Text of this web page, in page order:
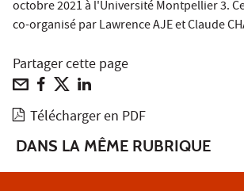
octobre 2021 à l'Université Montpellier 3.
co-organisé par Lawrence AJE et Claude
Partager cette page
Télécharger en PDF
DANS LA MÊME RUBRIQUE